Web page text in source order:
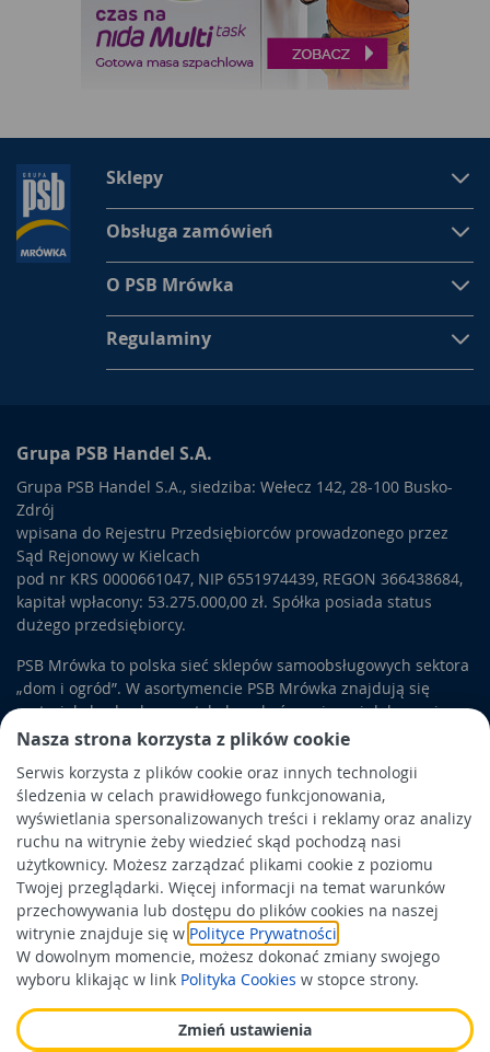
Nasza strona korzysta z plików cookie
Serwis korzysta z plików cookie oraz innych technologii
śledzenia w celach prawidłowego funkcjonowania,
wyświetlania spersonalizowanych treści i reklamy oraz analizy
ruchu na witrynie żeby wiedzieć skąd pochodzą nasi
użytkownicy. Możesz zarządzać plikami cookie z poziomu
Twojej przeglądarki. Więcej informacji na temat warunków
przechowywania lub dostępu do plików cookies na naszej
witrynie znajduje się w Polityce Prywatności
W dowolnym momencie, możesz dokonać zmiany swojego
wyboru klikając w link Polityka Cookies w stopce strony.
Zmień ustawienia
Sklepy
Obsługa zamówień
O PSB Mrówka
Regulaminy
Grupa PSB Handel S.A.
Grupa PSB Handel S.A., siedziba: Wełecz 142, 28-100 Busko-
Zdrój
wpisana do Rejestru Przedsiębiorców prowadzonego przez
Sąd Rejonowy w Kielcach
pod nr KRS 0000661047, NIP 6551974439, REGON 366438684,
kapitał wpłacony: 53.275.000,00 zł. Spółka posiada status
dużego przedsiębiorcy.
PSB Mrówka to polska sieć sklepów samoobsługowych sektora
„dom i ogród”. W asortymencie PSB Mrówka znajdują się
materiały budowlane, artykuły wykończeniowe i dekoracyjne,
wyposażenie łazienek i kuchni, elektronarzędzia, a także
artykuły związane z ogrodem i otoczeniem domu.
Obowiązek informacyjny
Polityka prywatności
Polityka Cookies
Odbiór zużytego sprzętu
Wspierają nas: